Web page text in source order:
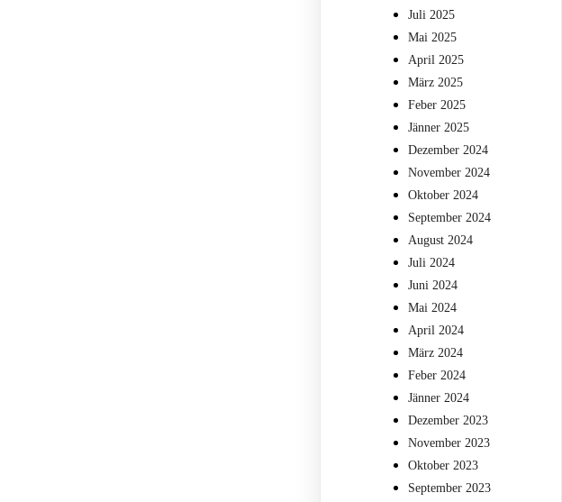
Juli 2025
Mai 2025
April 2025
März 2025
Feber 2025
Jänner 2025
Dezember 2024
November 2024
Oktober 2024
September 2024
August 2024
Juli 2024
Juni 2024
Mai 2024
April 2024
März 2024
Feber 2024
Jänner 2024
Dezember 2023
November 2023
Oktober 2023
September 2023